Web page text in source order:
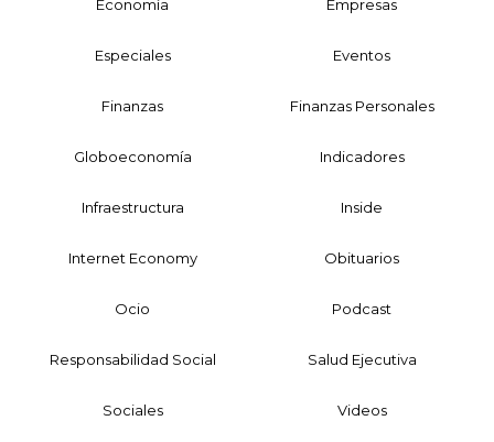
Economía Empresas
Especiales Eventos
Finanzas Finanzas Personales
Globoeconomía Indicadores
Infraestructura Inside
Internet Economy Obituarios
Ocio Podcast
Responsabilidad Social Salud Ejecutiva
Sociales Videos